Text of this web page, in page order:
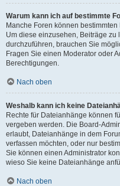
Warum kann ich auf bestimmte
Manche Foren können
Um diese einzusehen, Beiträge
durchzuführen, brauchen Sie
Fragen Sie einen Moderator oder
Berechtigungen.
Nach oben
Weshalb kann ich keine
Rechte für Dateianhänge können
vergeben werden. Die Board-
erlaubt, Dateianhänge in dem
verfassen möchten, oder nur
Sie können einen Administrator
wieso Sie keine Dateianhänge
Nach oben